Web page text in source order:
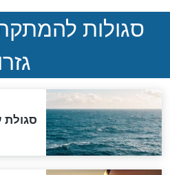
ההסכם
ואיראן:
סימני שאלה
המסמך
במרתפי
הנדיר של